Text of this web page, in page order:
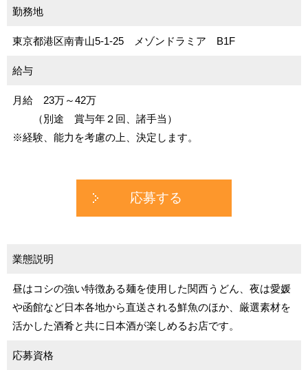
勤務地
東京都港区南青山5-1-25 メゾンドラミア B1F
給与
月給 23万～42万
（別途 賞与年２回、諸手当）
※経験、能力を考慮の上、決定します。
応募する
業態説明
昼はコシの強い特徴ある麺を使用した関西うどん、夜は愛媛
や函館など日本各地から直送される鮮魚のほか、厳選素材を
活かした酒肴と共に日本酒が楽しめるお店です。
応募資格